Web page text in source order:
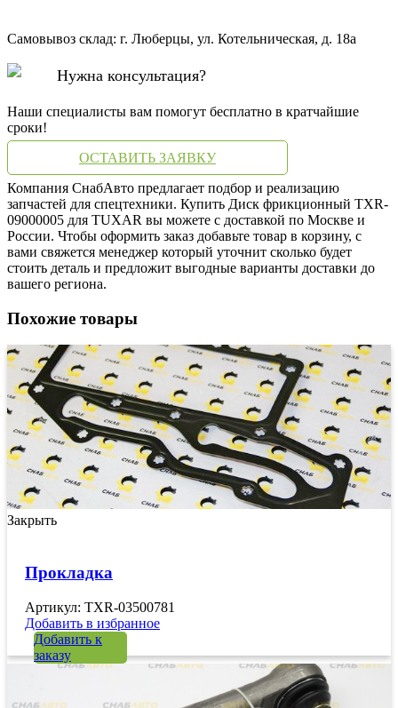
Самовывоз склад: г. Люберцы, ул. Котельническая, д. 18а
Нужна консультация?
Наши специалисты вам помогут бесплатно в кратчайшие
сроки!
ОСТАВИТЬ ЗАЯВКУ
Компания СнабАвто предлагает подбор и реализацию
запчастей для спецтехники. Купить Диск фрикционный TXR-
09000005 для TUXAR вы можете с доставкой по Москве и
России. Чтобы оформить заказ добавьте товар в корзину, с
вами свяжется менеджер который уточнит сколько будет
стоить деталь и предложит выгодные варианты доставки до
вашего региона.
Похожие товары
Закрыть
Прокладка
Артикул: TXR-03500781
Добавить в избранное
Добавить к
заказу